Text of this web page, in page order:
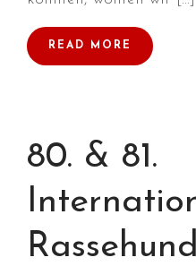
READ MORE
80. & 81.